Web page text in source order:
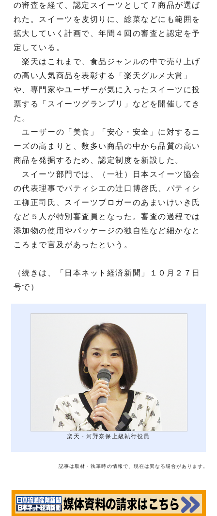
の審査を経て、認定スイーツとして７商品が選ば
れた。スイーツを皮切りに、総菜などにも範囲を
拡大していく計画で、年間４回の審査と認定を予
定している。
楽天はこれまで、食品ジャンルの中で売り上げ
の高い人気商品を表彰する「楽天グルメ大賞」
や、専門家やユーザーが気に入ったスイーツに投
票する「スイーツグランプリ」などを開催してき
た。
ユーザーの「美食」「安心・安全」に対するニ
ーズの高まりと、数多い商品の中から品質の高い
商品を発掘するため、認定制度を新設した。
スイーツ部門では、（一社）日本スイーツ協会
の代表理事でパティシエの辻口博啓氏、パティシ
エ柳正司氏、スイーツブロガーのあまいけいき氏
など５人が特別審査員となった。審査の過程では
添加物の使用やパッケージの独自性など細かなと
ころまで言及があったという。
（続きは、「日本ネット経済新聞」１０月２７日
号で）
楽天・河野奈保上級執行役員
記事は取材・執筆時の情報で、現在は異なる場合があります。